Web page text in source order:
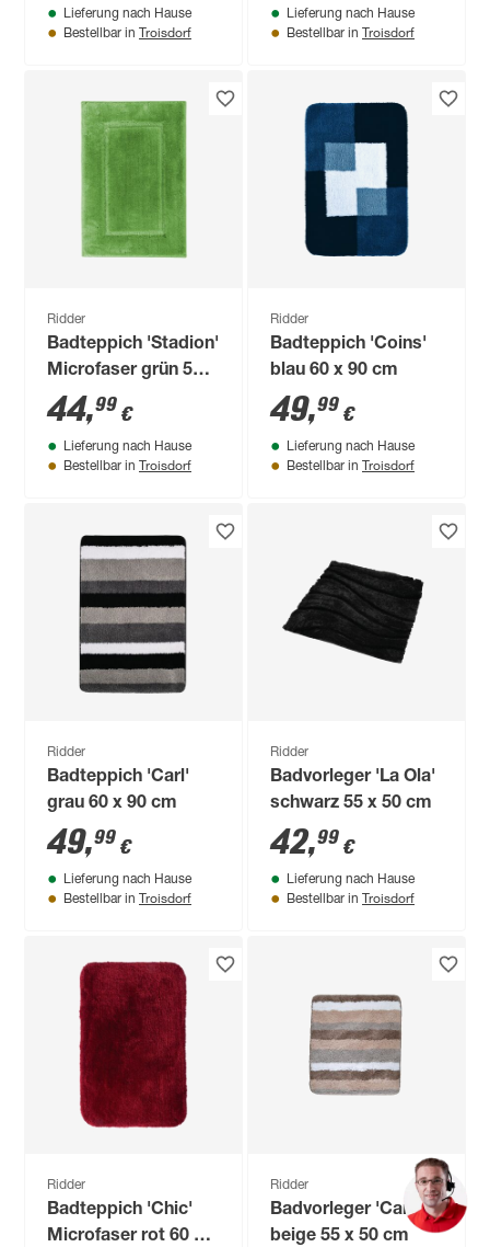
Lieferung nach Hause
Bestellbar in Troisdorf
Lieferung nach Hause
Bestellbar in Troisdorf
Ridder
Badteppich 'Stadion'
Microfaser grün 55 x
85 cm
44,99 €
Lieferung nach Hause
Bestellbar in Troisdorf
Ridder
Badteppich 'Coins'
blau 60 x 90 cm
49,99 €
Lieferung nach Hause
Bestellbar in Troisdorf
Ridder
Badteppich 'Carl'
grau 60 x 90 cm
49,99 €
Lieferung nach Hause
Bestellbar in Troisdorf
Ridder
Badvorleger 'La Ola'
schwarz 55 x 50 cm
42,99 €
Lieferung nach Hause
Bestellbar in Troisdorf
Ridder
Badteppich 'Chic'
Microfaser rot 60 x
Ridder
Badvorleger 'Carl'
beige 55 x 50 cm